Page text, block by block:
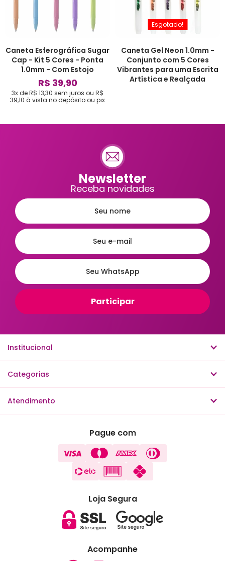
Caneta Esferográfica Sugar
Cap - Kit 5 Cores - Ponta
1.0mm - Com Estojo
R$ 39,90
3x de R$ 13,30 sem juros ou R$
39,10 à vista no depósito ou pix
Caneta Gel Neon 1.0mm -
Conjunto com 5 Cores
Vibrantes para uma Escrita
Artística e Realçada
Esgotado!
Newsletter
Receba novidades
Institucional
Categorias
Atendimento
Pague com
Loja Segura
Acompanhe